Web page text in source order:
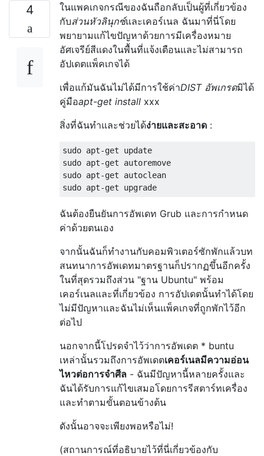
4
ในแพคเกจกรณีของฉันถือกลับเป็นผู้ที่เกี่ยวข้อง
กับส่วนหัวลินุกซ์และเคอร์เนล ฉันมาที่นี่โดย
พยายามแก้ไขปัญหาด้วยการมีเครื่องหมาย
อัศเจรีย์สีแดงในพื้นที่แจ้งเตือนและไม่สามารถ
อัปเดตแพ็คเกจได้
เพื่อแก้มันฉันไม่ได้มีการใช้ค่าDIST อัพเกรดมิได้
คู่มือapt-get install xxx
สิ่งที่ฉันทำและช่วยได้ง่ายและสะอาด :
sudo apt-get update
sudo apt-get autoremove
sudo apt-get autoclean
ฉันต้องยืนยันการอัพเดท Grub และการกำหนด
ค่าด้วยตนเอง
จากนั้นฉันก็ทำงานกับคอมพิวเตอร์ซักพักแล้วบท
สนทนาการอัพเดทมาตรฐานก็ปรากฏขึ้นอีกครั้ง
ในที่สุดรวมถึงส่วน "ฐาน Ubuntu" พร้อม
เคอร์เนลและที่เกี่ยวข้อง การอัปเดตนั้นทำได้โดย
ไม่มีปัญหาและฉันไม่เห็นแพ็คเกจที่ถูกพักไว้อีก
ต่อไป
นอกจากนี้โปรดจำไว้ว่าการอัพเดต * buntu
เหล่านั้นรวมถึงการอัพเดตเคอร์เนลมีความอ่อน
ไหวต่อการจำศีล - ฉันมีปัญหานี้หลายครั้งและ
ฉันได้รับการแก้ไขเสมอโดยการรีสตาร์ทเครื่อง
และทำตามขั้นตอนข้างต้น
ดังนั้นอาจจะเพียงพอหรือไม่!
(สถานการณ์ที่อธิบายไว้ที่นี่เกี่ยวข้องกับ